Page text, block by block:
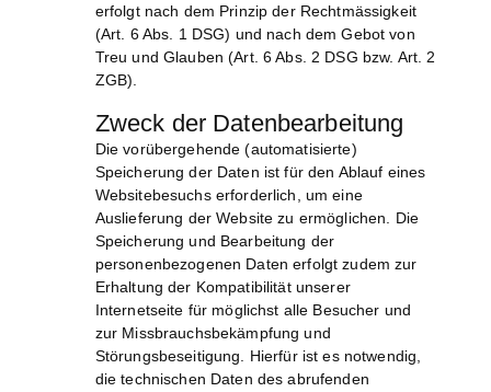
erfolgt nach dem Prinzip der Rechtmässigkeit
(Art. 6 Abs. 1 DSG) und nach dem Gebot von
Treu und Glauben (Art. 6 Abs. 2 DSG bzw. Art. 2
ZGB).
Zweck der Datenbearbeitung
Die vorübergehende (automatisierte)
Speicherung der Daten ist für den Ablauf eines
Websitebesuchs erforderlich, um eine
Auslieferung der Website zu ermöglichen. Die
Speicherung und Bearbeitung der
personenbezogenen Daten erfolgt zudem zur
Erhaltung der Kompatibilität unserer
Internetseite für möglichst alle Besucher und
zur Missbrauchsbekämpfung und
Störungsbeseitigung. Hierfür ist es notwendig,
die technischen Daten des abrufenden